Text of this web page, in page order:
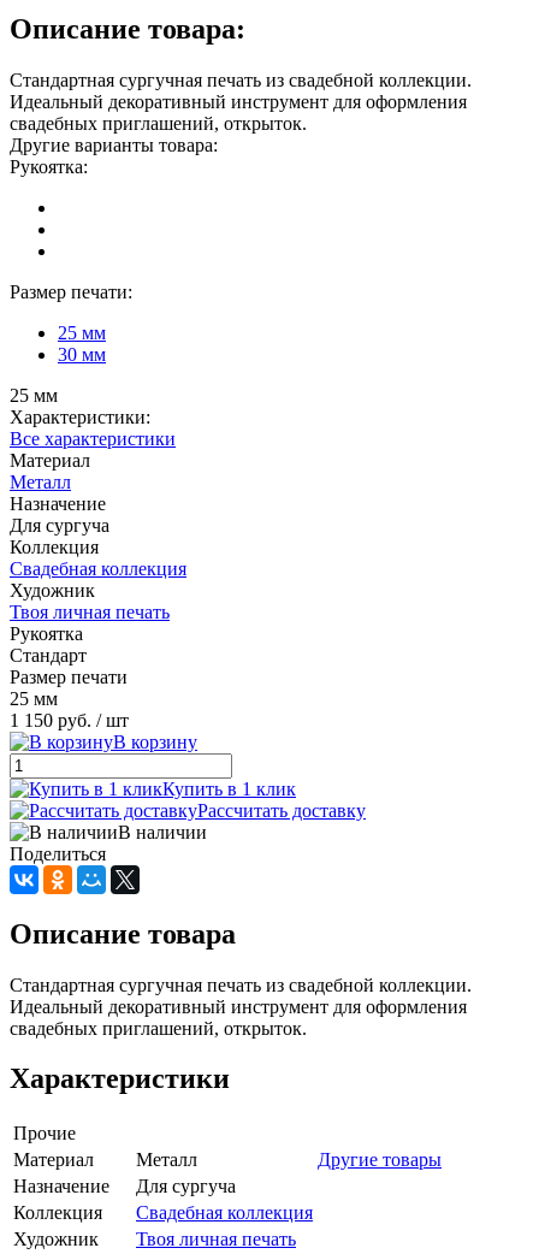
Описание товара:
Стандартная сургучная печать из свадебной коллекции.
Идеальный декоративный инструмент для оформления
свадебных приглашений, открыток.
Другие варианты товара:
Рукоятка:
Размер печати:
25 мм
30 мм
25 мм
Характеристики:
Все характеристики
Материал
Металл
Назначение
Для сургуча
Коллекция
Свадебная коллекция
Художник
Твоя личная печать
Рукоятка
Стандарт
Размер печати
25 мм
1 150 руб. / шт
В корзину
Купить в 1 клик
Рассчитать доставку
В наличии
Поделиться
Описание товара
Стандартная сургучная печать из свадебной коллекции.
Идеальный декоративный инструмент для оформления
свадебных приглашений, открыток.
Характеристики
Прочие
Материал
Металл
Другие товары
Назначение
Для сургуча
Коллекция
Свадебная коллекция
Художник
Твоя личная печать